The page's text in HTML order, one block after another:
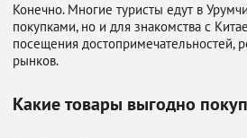
Конечно. Многие туристы едут в
покупками, но и для знакомства с
посещения достопримечательностей,
рынков.
Какие товары выгодно